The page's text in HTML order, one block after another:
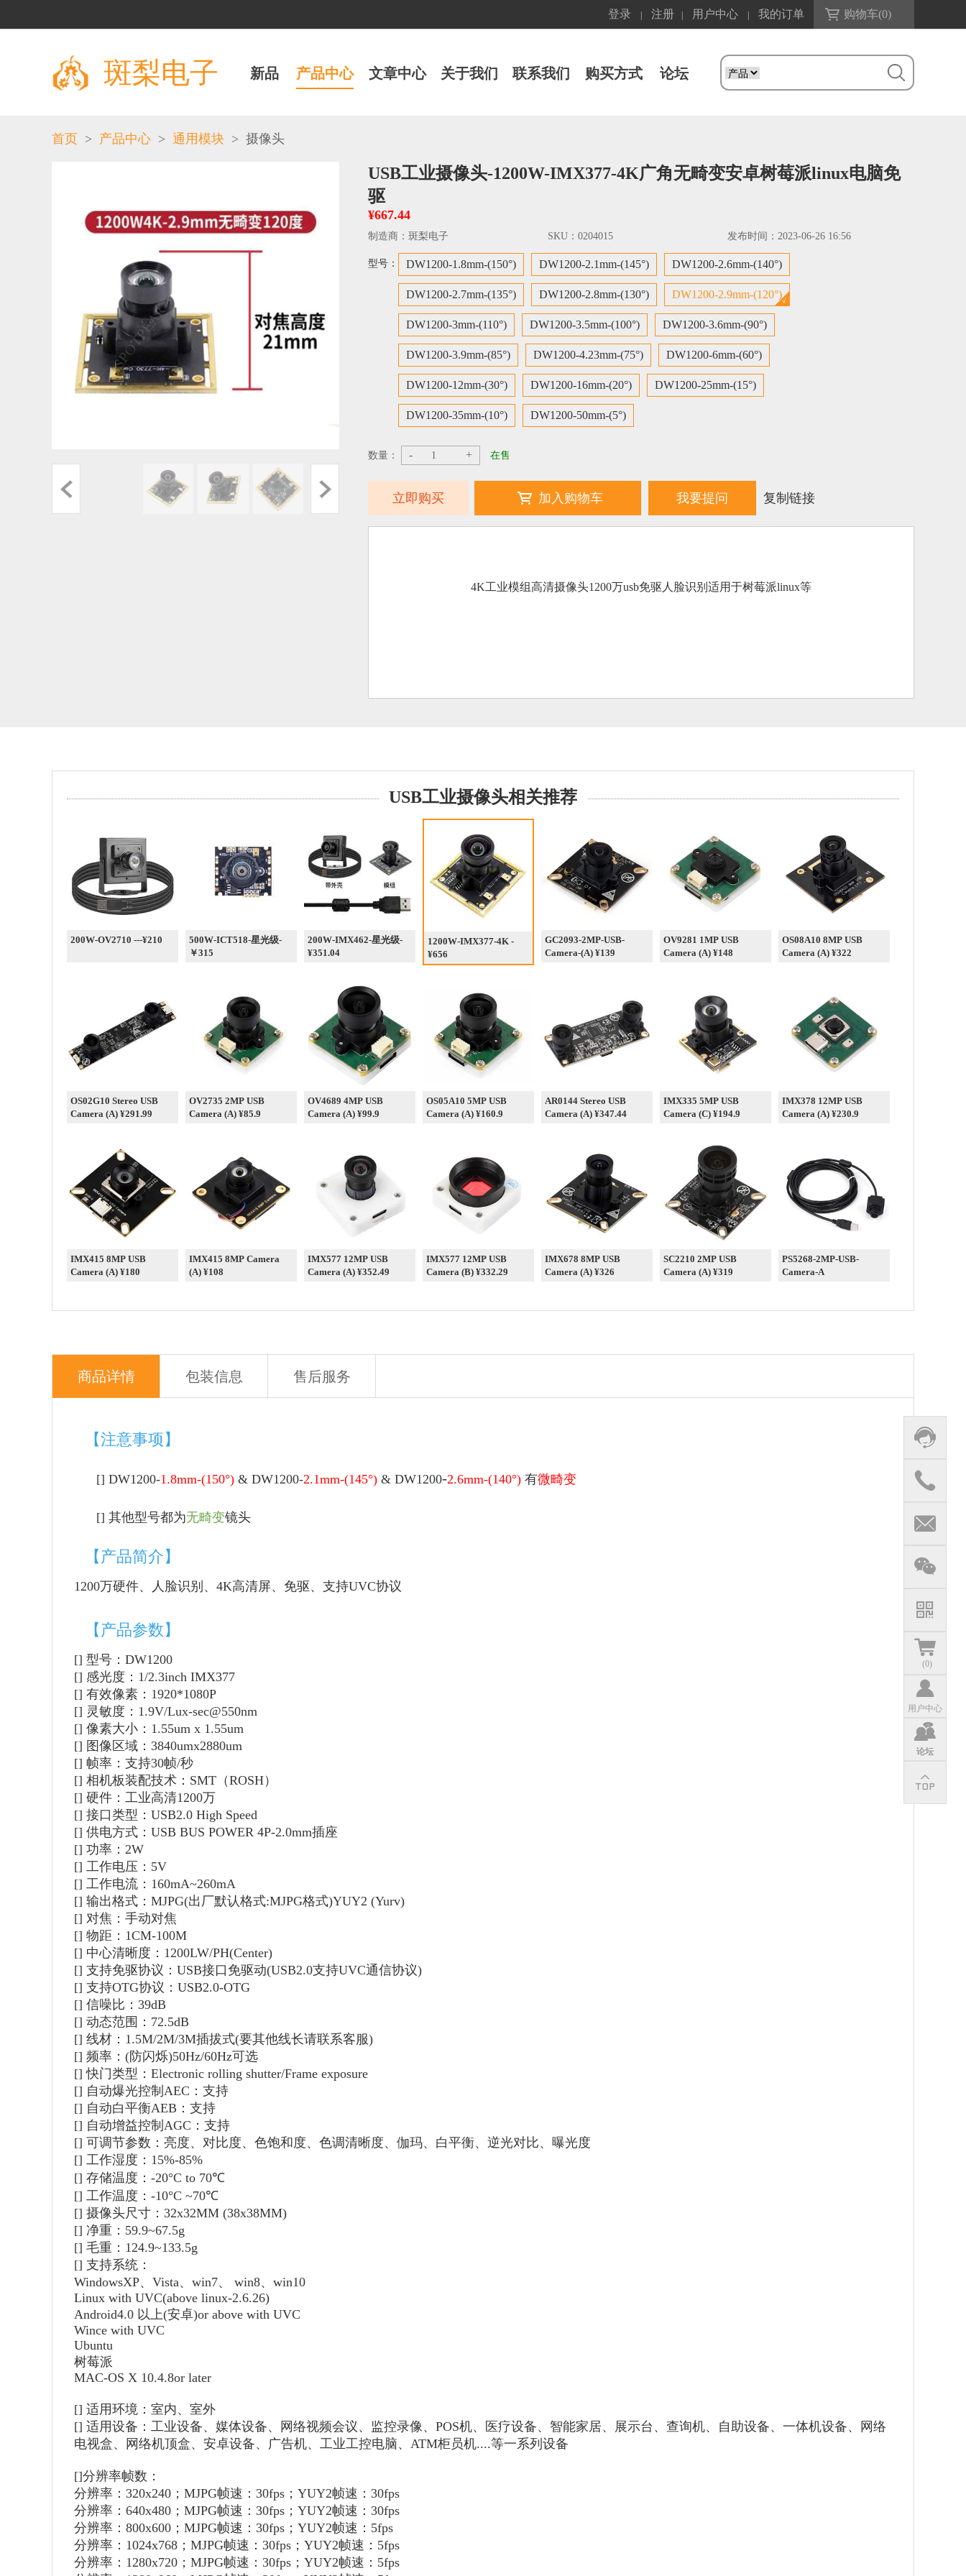
登录 注册 用户中心 我的订单 购物车(0)
斑梨电子 新品 产品中心 文章中心 关于我们 联系我们 购买方式 论坛
(0)
用户中心
论坛
首页 > 产品中心 > 通用模块 > 摄像头
USB工业摄像头-1200W-IMX377-4K广角无畸变安卓树莓派linux电脑免
驱
¥667.44
制造商： 斑梨电子 SKU： 0204015 发布时间： 2023-06-26 16:56
型号： DW1200-1.8mm-(150°) DW1200-2.1mm-(145°) DW1200-2.6mm-(140°)
DW1200-2.7mm-(135°) DW1200-2.8mm-(130°) DW1200-2.9mm-(120°)
DW1200-3mm-(110°) DW1200-3.5mm-(100°) DW1200-3.6mm-(90°)
DW1200-3.9mm-(85°) DW1200-4.23mm-(75°) DW1200-6mm-(60°)
DW1200-12mm-(30°) DW1200-16mm-(20°) DW1200-25mm-(15°)
DW1200-35mm-(10°) DW1200-50mm-(5°)
数量： - + 在售
立即购买 加入购物车 我要提问 复制链接
4K工业模组高清摄像头1200万usb免驱人脸识别适用于树莓派linux等
USB工业摄像头相关推荐
200W-OV2710 ---¥210
500W-ICT518-星光级-
￥315
200W-IMX462-星光级-
¥351.04
1200W-IMX377-4K -
¥656
GC2093-2MP-USB-
Camera-(A) ¥139
OV9281 1MP USB
Camera (A) ¥148
OS08A10 8MP USB
Camera (A) ¥322
OS02G10 Stereo USB
Camera (A) ¥291.99
OV2735 2MP USB
Camera (A) ¥85.9
OV4689 4MP USB
Camera (A) ¥99.9
OS05A10 5MP USB
Camera (A) ¥160.9
AR0144 Stereo USB
Camera (A) ¥347.44
IMX335 5MP USB
Camera (C) ¥194.9
IMX378 12MP USB
Camera (A) ¥230.9
IMX415 8MP USB
Camera (A) ¥180
IMX415 8MP Camera
(A) ¥108
IMX577 12MP USB
Camera (A) ¥352.49
IMX577 12MP USB
Camera (B) ¥332.29
IMX678 8MP USB
Camera (A) ¥326
SC2210 2MP USB
Camera (A) ¥319
PS5268-2MP-USB-
Camera-A
商品详情 包装信息 售后服务
【注意事项】
[] DW1200-1.8mm-(150°) & DW1200-2.1mm-(145°) & DW1200-2.6mm-(140°) 有微畸变
[] 其他型号都为无畸变镜头
【产品简介】
1200万硬件、人脸识别、4K高清屏、免驱、支持UVC协议
【产品参数】
[] 型号：DW1200
[] 感光度：1/2.3inch IMX377
[] 有效像素：1920*1080P
[] 灵敏度：1.9V/Lux-sec@550nm
[] 像素大小：1.55um x 1.55um
[] 图像区域：3840umx2880um
[] 帧率：支持30帧/秒
[] 相机板装配技术：SMT（ROSH）
[] 硬件：工业高清1200万
[] 接口类型：USB2.0 High Speed
[] 供电方式：USB BUS POWER 4P-2.0mm插座
[] 功率：2W
[] 工作电压：5V
[] 工作电流：160mA~260mA
[] 输出格式：MJPG(出厂默认格式:MJPG格式)YUY2 (Yurv)
[] 对焦：手动对焦
[] 物距：1CM-100M
[] 中心清晰度：1200LW/PH(Center)
[] 支持免驱协议：USB接口免驱动(USB2.0支持UVC通信协议)
[] 支持OTG协议：USB2.0-OTG
[] 信噪比：39dB
[] 动态范围：72.5dB
[] 线材：1.5M/2M/3M插拔式(要其他线长请联系客服)
[] 频率：(防闪烁)50Hz/60Hz可选
[]快门类型：Electronic rolling shutter/Frame exposure
[] 自动爆光控制AEC：支持
[] 自动白平衡AEB：支持
[] 自动增益控制AGC：支持
[] 可调节参数：亮度、对比度、色饱和度、色调清晰度、伽玛、白平衡、逆光对比、曝光度
[] 工作湿度：15%-85%
[] 存储温度：-20°C to 70℃
[] 工作温度：-10°C ~70℃
[] 摄像头尺寸：32x32MM (38x38MM)
[] 净重：59.9~67.5g
[] 毛重：124.9~133.5g
[] 支持系统：
WindowsXP、Vista、win7、 win8、win10
Linux with UVC(above linux-2.6.26)
Android4.0 以上(安卓)or above with UVC
Wince with UVC
Ubuntu
树莓派
MAC-OS X 10.4.8or later
[] 适用环境：室内、室外
[] 适用设备：工业设备、媒体设备、网络视频会议、监控录像、POS机、医疗设备、智能家居、展示台、查询机、自助设备、一体机设备、网络
电视盒、网络机顶盒、安卓设备、广告机、工业工控电脑、ATM柜员机....等一系列设备
[]分辨率帧数：
分辨率：320x240；MJPG帧速：30fps；YUY2帧速：30fps
分辨率：640x480；MJPG帧速：30fps；YUY2帧速：30fps
分辨率：800x600；MJPG帧速：30fps；YUY2帧速：5fps
分辨率：1024x768；MJPG帧速：30fps；YUY2帧速：5fps
分辨率：1280x720；MJPG帧速：30fps；YUY2帧速：5fps